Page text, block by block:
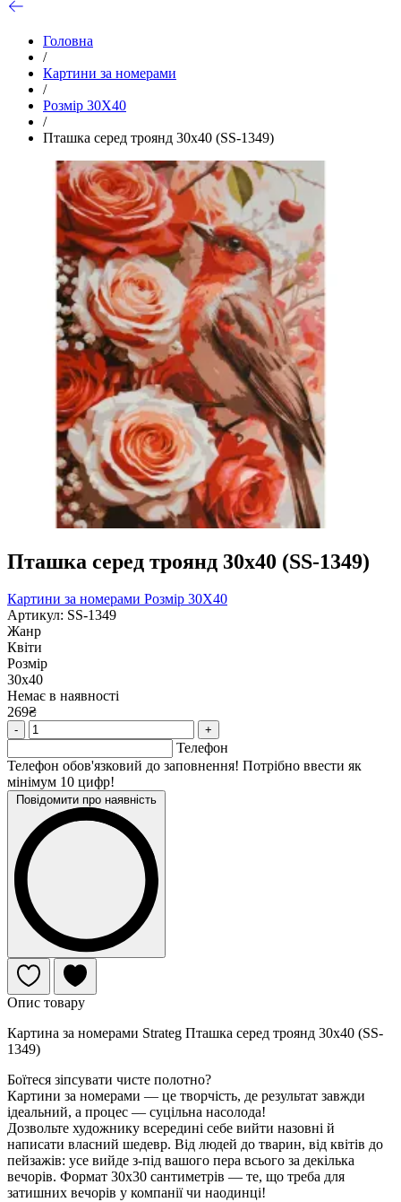
Головна
/
Картини за номерами
/
Розмір 30Х40
/
Пташка серед троянд 30х40 (SS-1349)
Пташка серед троянд 30х40 (SS-1349)
Картини за номерами Розмір 30Х40
Артикул: SS-1349
Жанр
Квіти
Розмір
30х40
Немає в наявності
269₴
- +
Телефон
Телефон обов'язковий до заповнення! Потрібно ввести як
мінімум 10 цифр!
Повідомити про наявність
Опис товару
Картина за номерами Strateg Пташка серед троянд 30х40 (SS-
1349)
Боїтеся зіпсувати чисте полотно?
Картини за номерами — це творчість, де результат завжди
ідеальний, а процес — суцільна насолода!
Дозвольте художнику всередині себе вийти назовні й
написати власний шедевр. Від людей до тварин, від квітів до
пейзажів: усе вийде з-під вашого пера всього за декілька
вечорів. Формат 30х30 сантиметрів — те, що треба для
затишних вечорів у компанії чи наодинці!